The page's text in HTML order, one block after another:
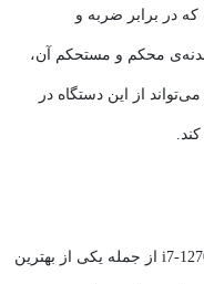
در برابر ضربه و
محکم و مستحکم آن،
از این دستگاه در
این لپتاپ با داشتن پردازنده قدرتمند i7-12700H از جمله یکی از بهترین